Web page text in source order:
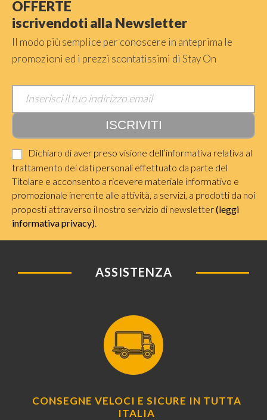
OFFERTE
iscrivendoti alla Newsletter
Il modo più semplice per conoscere in anteprima le
promozioni ed i prezzi scontatissimi di Stay On
Dichiaro di aver preso visione dell’informativa relativa al
trattamento dei dati personali effettuato da parte del
Titolare e acconsento a ricevere materiale informativo e
promozionale inerente alle attività, a servizi, a prodotti da noi
proposti attraverso il nostro servizio di newsletter(leggi
informativa privacy)
ASSISTENZA
CONSEGNE VELOCI E SICURE IN TUTTA
ITALIA